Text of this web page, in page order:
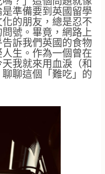
準備要到英國留學
的朋友，總是忍不
號。畢竟，網路上
訴我們英國的食物
生。作為一個曾在
我就來用血淚（和
聊這個「難吃」的